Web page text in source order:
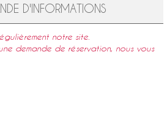
D'INFORMATIONS
notre site.
demande de réservation, nous vous